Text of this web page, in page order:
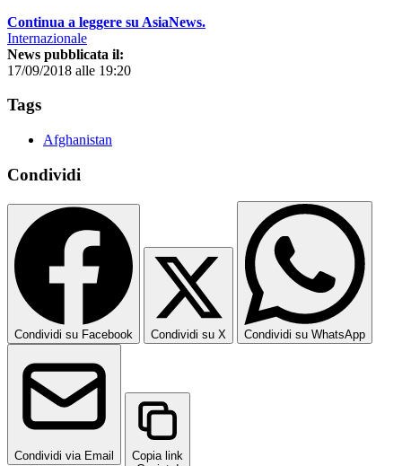
Continua a leggere su AsiaNews.
Internazionale
News pubblicata il:
17/09/2018 alle 19:20
Tags
Afghanistan
Condividi
Condividi su Facebook Condividi su X Condividi su WhatsApp
Condividi via Email
Copia link